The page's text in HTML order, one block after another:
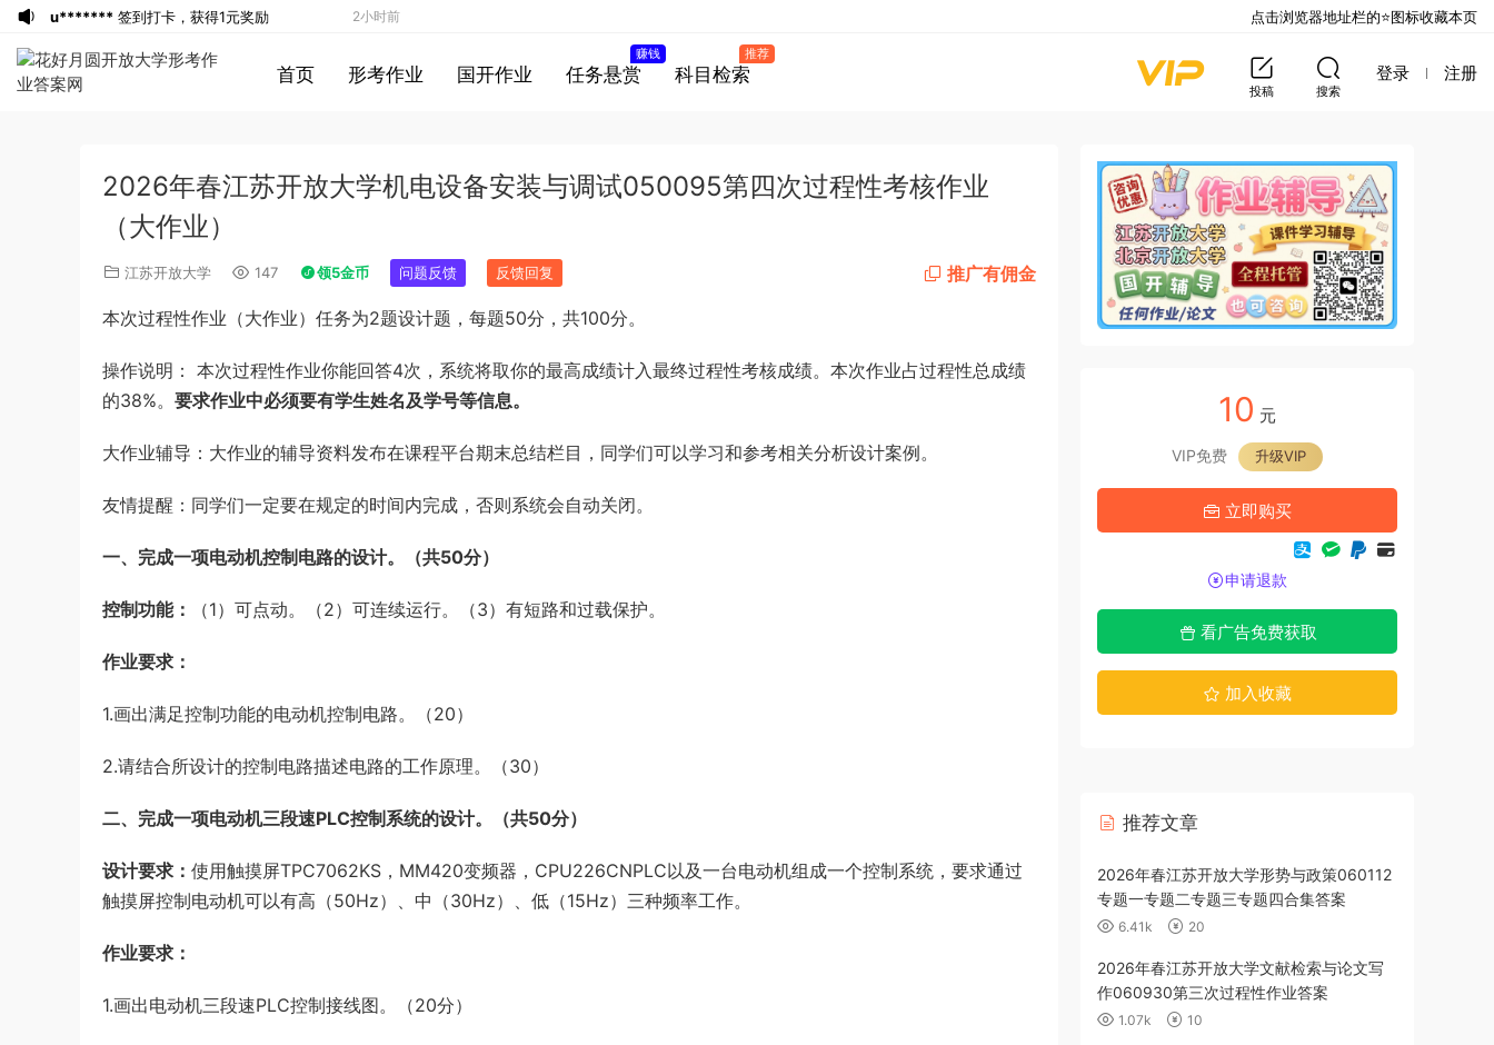
首页 形考作业 国开作业 任务悬赏
赚钱
科目检索
推荐
投稿 搜索
登录 注册
2026年春江苏开放大学机电设备安装与调试050095第四次过程性考核作业
（大作业）
江苏开放大学 147 领5金币 问题反馈 反馈回复
推广有佣金
本次过程性作业（大作业）任务为2题设计题，每题50分，共100分。
操作说明： 本次过程性作业你能回答4次，系统将取你的最高成绩计入最终过程性考核成绩。本次作业占过程性总成绩
的38%。 要求作业中必须要有学生姓名及学号等信息。
大作业辅导：大作业的辅导资料发布在课程平台期末总结栏目，同学们可以学习和参考相关分析设计案例。
友情提醒：同学们一定要在规定的时间内完成，否则系统会自动关闭。
一、完成一项电动机控制电路的设计。（共50分）
控制功能： （1）可点动。（2）可连续运行。（3）有短路和过载保护。
作业要求：
1.画出满足控制功能的电动机控制电路。（20）
2.请结合所设计的控制电路描述电路的工作原理。（30）
二、完成一项电动机三段速PLC控制系统的设计。（共50分）
设计要求： 使用触摸屏TPC7062KS，MM420变频器，CPU226CNPLC以及一台电动机组成一个控制系统，要求通过
触摸屏控制电动机可以有高（50Hz）、中（30Hz）、低（15Hz）三种频率工作。
作业要求：
1.画出电动机三段速PLC控制接线图。（20分）
10 元
VIP免费 升级VIP
立即购买
申请退款
看广告免费获取
加入收藏
推荐文章
2026年春江苏开放大学形势与政策060112
专题一专题二专题三专题四合集答案
6.41k 20
2026年春江苏开放大学文献检索与论文写
作060930第三次过程性作业答案
1.07k 10
u******* 签到打卡，获得1元奖励 2小时前
游客下载了资源2016年重庆市公务员考
试《行测》真题（下半年卷）答案及解析
游客下载了资源
2004年广东公务员考试
3小时前
u*******登录了本站 4小时前
登录了本站
u*******登录了本站 5小时前
下载了资源2013年921公务员考试
5小时前
试《行测》真题（下半年卷）答案及解析
a*******登录了本站 9分钟前
1*******登录了本站 15分钟前
员考试《行测》真题答案及解析
u*******签到打卡，获得1元奖励 2小时前
点击浏览器地址栏的⭐图标收藏本页